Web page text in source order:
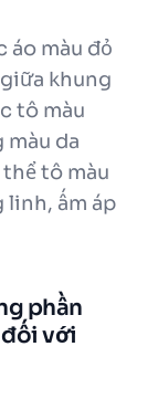
áo màu đỏ
khung
tô màu
màu da
tô màu
linh, ấm áp
phần
đối với